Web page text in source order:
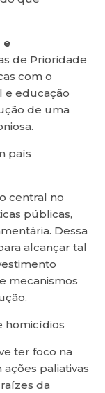
e
de Prioridade
com o
e educação
de uma
país
central no
públicas,
Dessa
alcançar tal
mecanismos
homicídios
ter foco na
paliativas
da